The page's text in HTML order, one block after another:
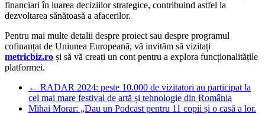
financiari în luarea deciziilor strategice, contribuind astfel la
dezvoltarea sănătoasă a afacerilor.
Pentru mai multe detalii despre proiect sau despre programul
cofinanțat de Uniunea Europeană, vă invităm să vizitați
metricbiz.ro și să vă creați un cont pentru a explora funcționalitățile
platformei.
← RADAR 2024: peste 10.000 de vizitatori au participat la
cel mai mare festival de artă și tehnologie din România
Mihai Morar: „Dau un Podcast pentru 11 copii și o casă a lor.